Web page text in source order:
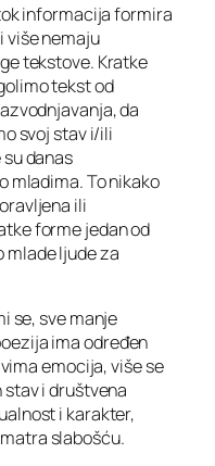
informacija formira
više nemaju
tekstove. Kratke
tekst od
da
svoj stav i/ili
danas
mladima. To nikako
ili
forme jedan od
mlade ljude za
se, sve manje
ima određen
emocija, više se
i društvena
i karakter,
slabošću.